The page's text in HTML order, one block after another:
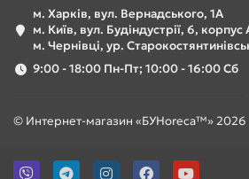
м. Харків, вул. Вернадського, 1А
м. Київ, вул. Будіндустрії, 6, корпус
м. Чернівці, ур.
9:00 - 18:00 Пн-Пт; 10:00 - 16:00 Сб
© Интернет-магазин «БУHoreca™» 2026